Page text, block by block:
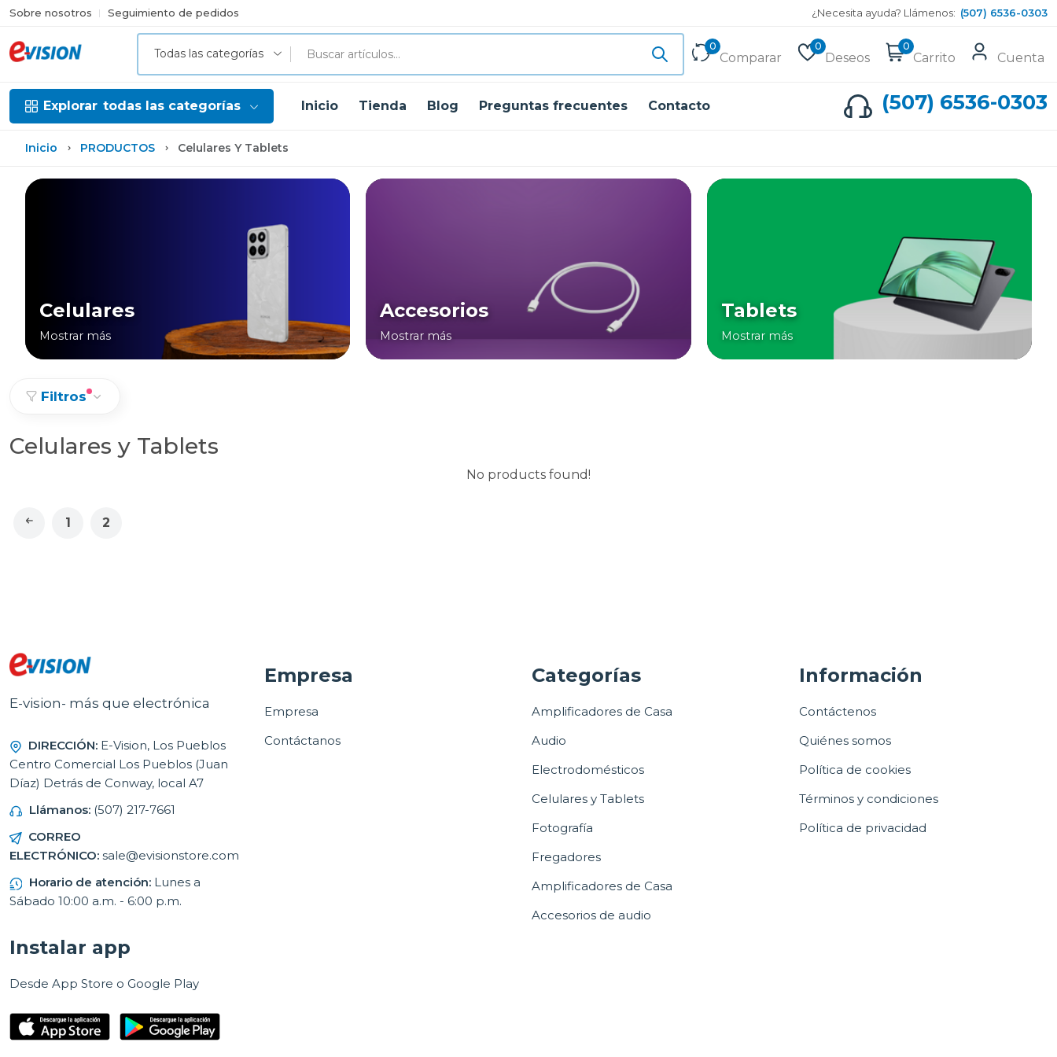
Sobre nosotros Seguimiento de pedidos ¿Necesita ayuda? Llámenos: (507) 6536-0303
Todas las categorías
0
Comparar
0
Deseos
0
Carrito Cuenta
Explorar todas las categorías Inicio Tienda Blog Preguntas frecuentes Contacto (507) 6536-0303
Inicio PRODUCTOS Celulares Y Tablets
Celulares
Mostrar más
Accesorios
Mostrar más
Tablets
Mostrar más
Filtros
Celulares y Tablets
No products found!
1 2
E-vision- más que electrónica
DIRECCIÓN: E-Vision, Los Pueblos
Centro Comercial Los Pueblos (Juan
Díaz) Detrás de Conway, local A7
Llámanos: (507) 217-7661
CORREO
ELECTRÓNICO: sale@evisionstore.com
Horario de atención: Lunes a
Sábado 10:00 a.m. - 6:00 p.m.
Empresa
Empresa
Contáctanos
Categorías
Amplificadores de Casa
Audio
Electrodomésticos
Celulares y Tablets
Fotografía
Fregadores
Amplificadores de Casa
Accesorios de audio
Información
Contáctenos
Quiénes somos
Política de cookies
Términos y condiciones
Política de privacidad
Instalar app
Desde App Store o Google Play